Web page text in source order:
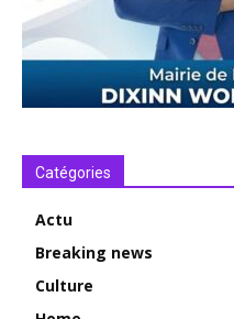
Catégories
Actu
Breaking news
Culture